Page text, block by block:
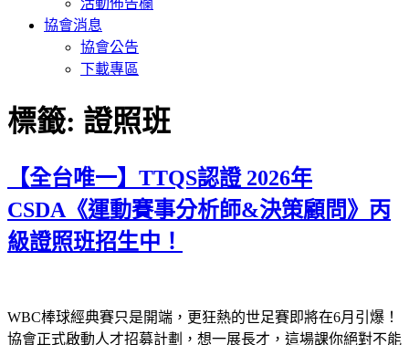
活動佈告欄
協會消息
協會公告
下載專區
標籤: 證照班
【全台唯一】TTQS認證 2026年
CSDA《運動賽事分析師&決策顧問》丙
級證照班招生中！
WBC棒球經典賽只是開端，更狂熱的世足賽即將在6月引爆！
協會正式啟動人才招募計劃，想一展長才，這場課你絕對不能